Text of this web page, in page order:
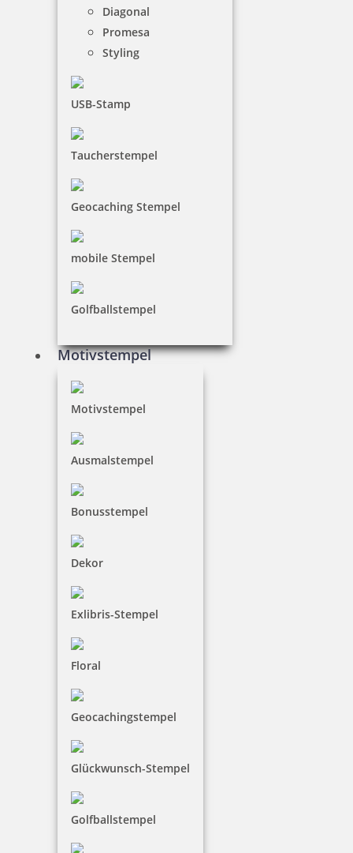
Diagonal
Promesa
Styling
USB-Stamp
Taucherstempel
Geocaching Stempel
mobile Stempel
Golfballstempel
Motivstempel
Motivstempel
Ausmalstempel
Bonusstempel
Dekor
Exlibris-Stempel
Floral
Geocachingstempel
Glückwunsch-Stempel
Golfballstempel
Trodat Printy 4850/L7 Datumstempel GEBUCHT 24 x 4 mm
19,00 €
Trodat Printy 4850/L9 Datumstempel GEFAXT 24 x 4 mm